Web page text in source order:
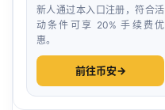
新人通过本入口注册，符合活
动条件可享 20% 手续费优
惠。
前往币安→